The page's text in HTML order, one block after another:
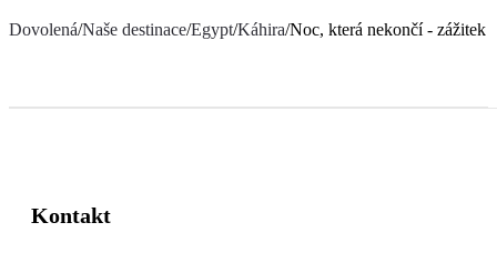
Dovolená/Naše destinace/Egypt/Káhira/Noc, která nekončí - zážitek
Kontakt